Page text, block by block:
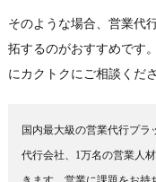
そのような場合、営業代
拓するのがおすすめです
にカクトクにご相談くださ
国内最大級の営業代行プラ
代行会社、1万名の営業人